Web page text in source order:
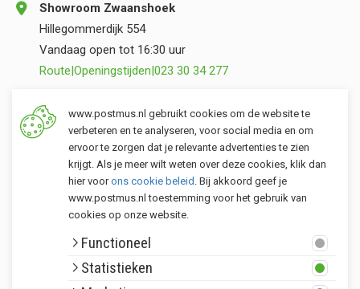
Klantenservice
Postmus merken
Showroom Zwaanshoek
Hillegommerdijk 554
Vandaag open tot 16:30 uur
Route|Openingstijden|023 30 34 277
Opslag Valkenburg (ZH)
Torenvlietslaan 3
Vandaag open tot 12:00 uur
Route|Openingstijden |071 401 34 44
www.postmus.nl gebruikt cookies om de website te
verbeteren en te analyseren, voor social media en om
ervoor te zorgen dat je relevante advertenties te zien
krijgt. Als je meer wilt weten over deze cookies, klik dan
hier voorons cookie beleid . Bij akkoord geef je
www.postmus.nl toestemming voor het gebruik van
cookies op onze website.
Functioneel
Statistieken